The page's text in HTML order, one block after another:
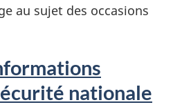
au sujet des occasions
nationale